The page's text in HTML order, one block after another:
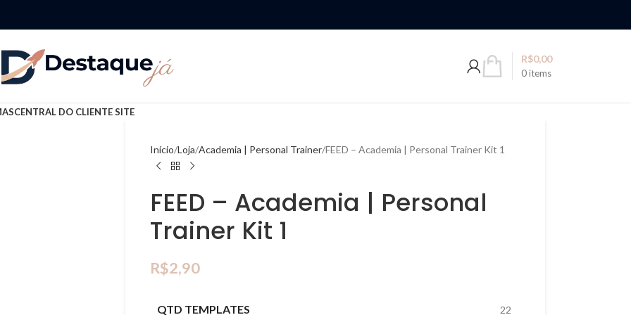
0items
R$0,00
CENTRAL DO CLIENTE SITE
Início Loja Academia | Personal Trainer FEED – Academia | Personal Trainer Kit 1
FEED – Academia | Personal
Trainer Kit 1
R$2,90
QTD TEMPLATES 22